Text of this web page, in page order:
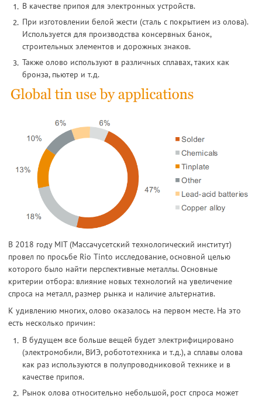
В качестве припоя для электронных устройств.
При изготовлении белой жести (сталь с покрытием из олова).
Используется для производства консервных банок,
строительных элементов и дорожных знаков.
Также олово используют в различных сплавах, таких как
бронза, пьютер и т.д.
В 2018 году MIT (Массачусетский технологический институт)
провел по просьбе Rio Tinto исследование, основной целью
которого было найти перспективные металлы. Основные
критерии отбора: влияние новых технологий на увеличение
спроса на металл, размер рынка и наличие альтернатив.
К удивлению многих, олово оказалось на первом месте. На это
есть несколько причин:
В будущем все больше вещей будет электрифицировано
(электромобили, ВИЭ, робототехника и т.д.), а сплавы олова
как раз используются в полупроводниковой технике и в
качестве припоя.
Рынок олова относительно небольшой, рост спроса может